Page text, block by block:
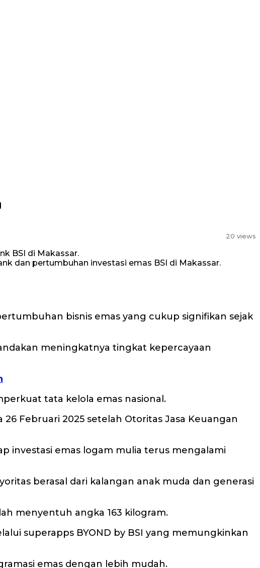
20 views
dan pertumbuhan investasi emas BSI di Makassar.
bisnis emas yang cukup signifikan sejak
meningkatnya tingkat kepercayaan
tata kelola emas nasional.
Februari 2025 setelah Otoritas Jasa Keuangan
investasi emas logam mulia terus mengalami
berasal dari kalangan anak muda dan generasi
menyentuh angka 163 kilogram.
superapps BYOND by BSI yang memungkinkan
emas dengan lebih mudah.